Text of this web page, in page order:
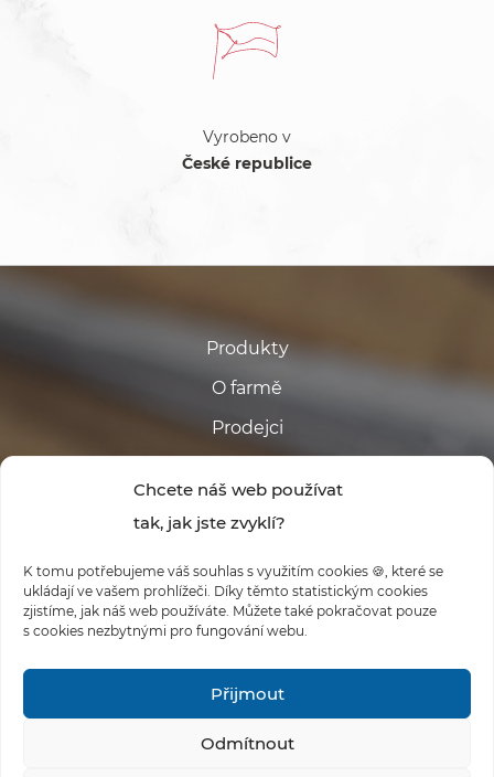
Chcete náš web používat
tak, jak jste zvyklí?
K tomu potřebujeme váš souhlas s využitím cookies 🍪, které se
ukládají ve vašem prohlížeči. Díky těmto statistickým cookies
zjistíme, jak náš web používáte. Můžete také pokračovat pouze
s cookies nezbytnými pro fungování webu.
Přijmout
Odmítnout
Vyrobeno v
České republice
Produkty
O farmě
Prodejci
#FARMABABINA